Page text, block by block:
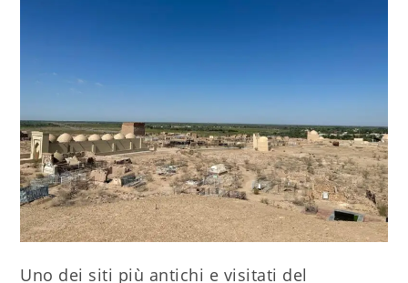
Uno dei siti più antichi e visitati del